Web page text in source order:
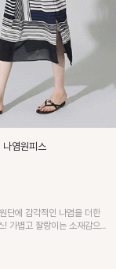
나염원피스
단에 감각적인 나염을 더한
! 가볍고 찰랑이는 소재감으로